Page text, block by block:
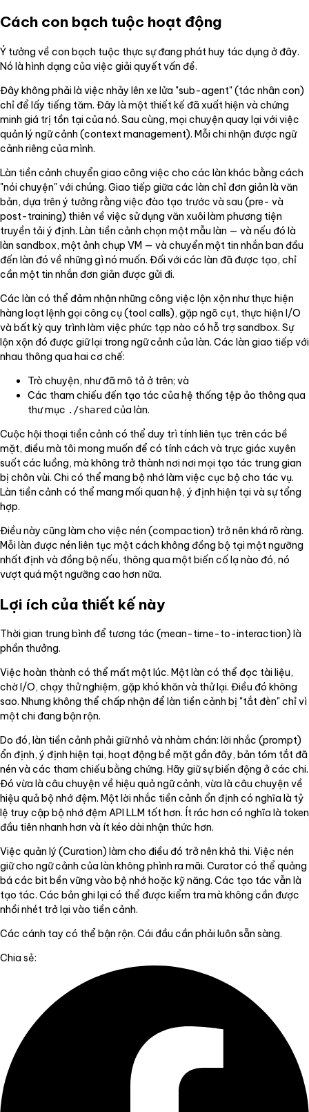
Cách con bạch tuộc hoạt động
Ý tưởng về con bạch tuộc thực sự đang phát huy tác dụng ở đây.
Nó là hình dạng của việc giải quyết vấn đề.
Đây không phải là việc nhảy lên xe lửa "sub-agent" (tác nhân con)
chỉ để lấy tiếng tăm. Đây là một thiết kế đã xuất hiện và chứng
minh giá trị tồn tại của nó. Sau cùng, mọi chuyện quay lại với việc
quản lý ngữ cảnh (context management). Mỗi chi nhận được ngữ
cảnh riêng của mình.
Làn tiền cảnh chuyển giao công việc cho các làn khác bằng cách
"nói chuyện" với chúng. Giao tiếp giữa các làn chỉ đơn giản là văn
bản, dựa trên ý tưởng rằng việc đào tạo trước và sau (pre- và
post-training) thiên về việc sử dụng văn xuôi làm phương tiện
truyền tải ý định. Làn tiền cảnh chọn một mẫu làn — và nếu đó là
làn sandbox, một ảnh chụp VM — và chuyển một tin nhắn ban đầu
đến làn đó về những gì nó muốn. Đối với các làn đã được tạo, chỉ
cần một tin nhắn đơn giản được gửi đi.
Các làn có thể đảm nhận những công việc lộn xộn như thực hiện
hàng loạt lệnh gọi công cụ (tool calls), gặp ngõ cụt, thực hiện I/O
và bất kỳ quy trình làm việc phức tạp nào có hỗ trợ sandbox. Sự
lộn xộn đó được giữ lại trong ngữ cảnh của làn. Các làn giao tiếp với
nhau thông qua hai cơ chế:
Trò chuyện, như đã mô tả ở trên; và
Các tham chiếu đến tạo tác của hệ thống tệp ảo thông qua
thư mục ./sharedcủa làn.
Cuộc hội thoại tiền cảnh có thể duy trì tính liên tục trên các bề
mặt, điều mà tôi mong muốn để có tính cách và trực giác xuyên
suốt các luồng, mà không trở thành nơi nơi mọi tạo tác trung gian
bị chôn vùi. Chi có thể mang bộ nhớ làm việc cục bộ cho tác vụ.
Làn tiền cảnh có thể mang mối quan hệ, ý định hiện tại và sự tổng
hợp.
Điều này cũng làm cho việc nén (compaction) trở nên khá rõ ràng.
Mỗi làn được nén liên tục một cách không đồng bộ tại một ngưỡng
nhất định và đồng bộ nếu, thông qua một biến cố lạ nào đó, nó
vượt quá một ngưỡng cao hơn nữa.
Lợi ích của thiết kế này
Thời gian trung bình để tương tác (mean-time-to-interaction) là
phần thưởng.
Việc hoàn thành có thể mất một lúc. Một làn có thể đọc tài liệu,
chờ I/O, chạy thử nghiệm, gặp khó khăn và thử lại. Điều đó không
sao. Nhưng không thể chấp nhận để làn tiền cảnh bị "tắt đèn" chỉ vì
một chi đang bận rộn.
Do đó, làn tiền cảnh phải giữ nhỏ và nhàm chán: lời nhắc (prompt)
ổn định, ý định hiện tại, hoạt động bề mặt gần đây, bản tóm tắt đã
nén và các tham chiếu bằng chứng. Hãy giữ sự biến động ở các chi.
Đó vừa là câu chuyện về hiệu quả ngữ cảnh, vừa là câu chuyện về
hiệu quả bộ nhớ đệm. Một lời nhắc tiền cảnh ổn định có nghĩa là tỷ
lệ truy cập bộ nhớ đệm API LLM tốt hơn. Ít rác hơn có nghĩa là token
đầu tiên nhanh hơn và ít kéo dài nhận thức hơn.
Việc quản lý (Curation) làm cho điều đó trở nên khả thi. Việc nén
giữ cho ngữ cảnh của làn không phình ra mãi. Curator có thể quảng
bá các bit bền vững vào bộ nhớ hoặc kỹ năng. Các tạo tác vẫn là
tạo tác. Các bản ghi lại có thể được kiểm tra mà không cần được
nhồi nhét trở lại vào tiền cảnh.
Các cánh tay có thể bận rộn. Cái đầu cần phải luôn sẵn sàng.
Chia sẻ: